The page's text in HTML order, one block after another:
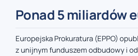
zaobserwuj nas
Ponad 5 miliardów
Europejska Prokuratura (EPPO)
z unijnym funduszem odbudowy i